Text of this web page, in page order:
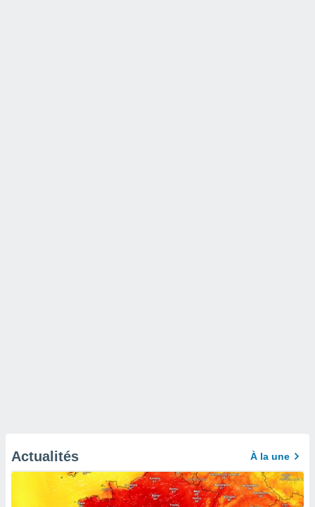
Actualités À la une